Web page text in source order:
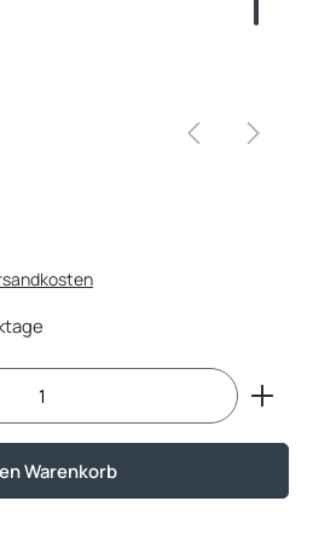
den gewünschten Wert ein
Warenkorb